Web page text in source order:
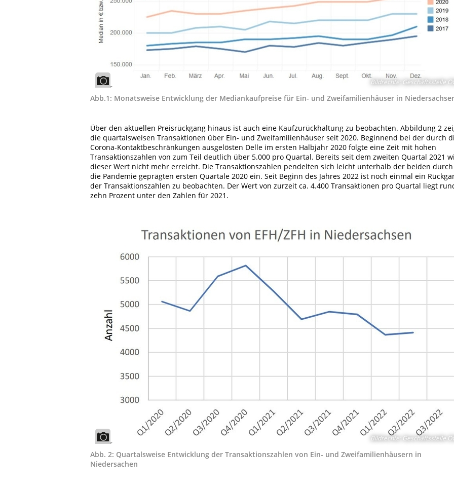
Bildrechte Geschäftsstelle
Abb.1: Monatsweise Entwicklung der Mediankaufpreise für Ein- und Zweifamilienhäuser in
Über den aktuellen Preisrückgang hinaus ist auch eine Kaufzurückhaltung zu beobachten. Abbildung 2
die quartalsweisen Transaktionen über Ein- und Zweifamilienhäuser seit 2020. Beginnend bei der durch
Corona-Kontaktbeschränkungen ausgelösten Delle im ersten Halbjahr 2020 folgte eine Zeit mit hohen
Transaktionszahlen von zum Teil deutlich über 5.000 pro Quartal. Bereits seit dem zweiten Quartal 2021
dieser Wert nicht mehr erreicht. Die Transaktionszahlen pendelten sich leicht unterhalb der beiden durch
die Pandemie geprägten ersten Quartale 2020 ein. Seit Beginn des Jahres 2022 ist noch einmal ein
der Transaktionszahlen zu beobachten. Der Wert von zurzeit ca. 4.400 Transaktionen pro Quartal liegt
zehn Prozent unter den Zahlen für 2021.
Bildrechte Geschäftsstelle
Abb. 2: Quartalsweise Entwicklung der Transaktionszahlen von Ein- und Zweifamilienhäusern in
Niedersachen